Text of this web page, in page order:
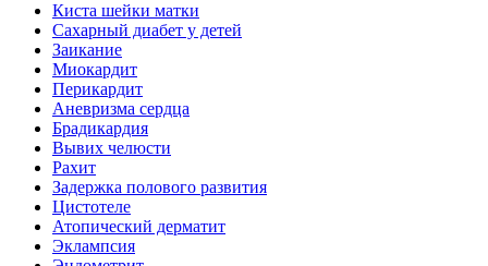
Киста шейки матки
Сахарный диабет у детей
Заикание
Миокардит
Перикардит
Аневризма сердца
Брадикардия
Вывих челюсти
Рахит
Задержка полового развития
Цистотеле
Атопический дерматит
Эклампсия